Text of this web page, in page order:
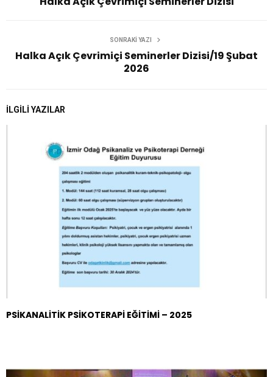
SONRAKI YAZI
Halka Açık Çevrimiçi Seminerler Dizisi/19 Şubat
2026
İLGILI YAZILAR
PSİKANALİTİK PSİKOTERAPİ EĞİTİMİ – 2025